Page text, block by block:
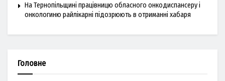
На Тернопільщині працівницю обласного онкодиспансеру і
онкологиню райлікарні підозрюють в отриманні хабаря
Головне